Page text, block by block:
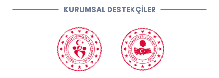
KURUMSAL DESTEKÇİLER